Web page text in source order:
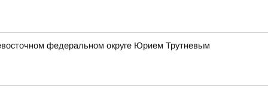
федеральном округе Юрием Трутневым